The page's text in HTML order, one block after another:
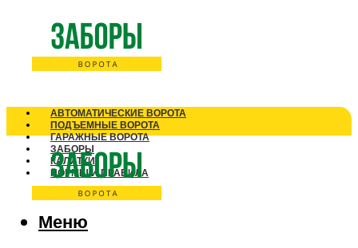
АВТОМАТИЧЕСКИЕ ВОРОТА
ПОДЪЕМНЫЕ ВОРОТА
ГАРАЖНЫЕ ВОРОТА
ЗАБОРЫ
КАЛИТКИ
НОРМЫ И ПРАВИЛА
Меню